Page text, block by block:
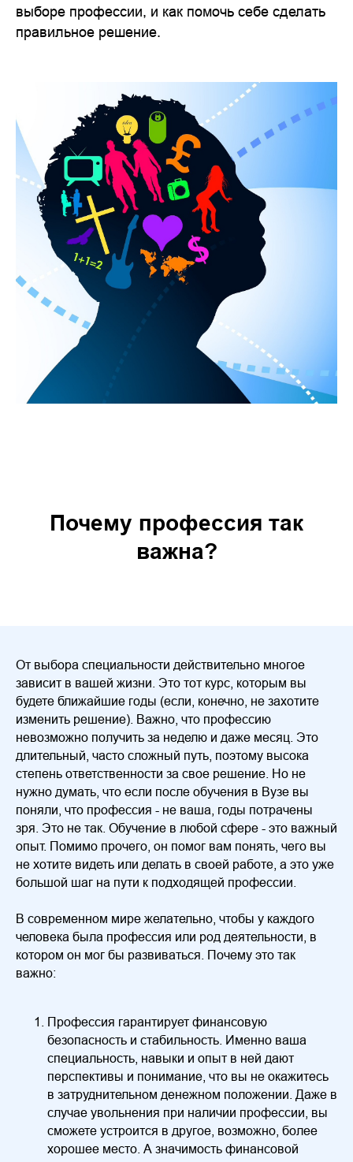
выборе профессии, и как помочь себе сделать
правильное решение.
Почему профессия так
важна?
От выбора специальности действительно многое
зависит в вашей жизни. Это тот курс, которым вы
будете ближайшие годы (если, конечно, не захотите
изменить решение). Важно, что профессию
невозможно получить за неделю и даже месяц. Это
длительный, часто сложный путь, поэтому высока
степень ответственности за свое решение. Но не
нужно думать, что если после обучения в Вузе вы
поняли, что профессия - не ваша, годы потрачены
зря. Это не так. Обучение в любой сфере - это важный
опыт. Помимо прочего, он помог вам понять, чего вы
не хотите видеть или делать в своей работе, а это уже
большой шаг на пути к подходящей профессии.
В современном мире желательно, чтобы у каждого
человека была профессия или род деятельности, в
котором он мог бы развиваться. Почему это так
важно:
Профессия гарантирует финансовую
безопасность и стабильность. Именно ваша
специальность, навыки и опыт в ней дают
перспективы и понимание, что вы не окажитесь
в затруднительном денежном положении. Даже в
случае увольнения при наличии профессии, вы
сможете устроится в другое, возможно, более
хорошее место. А значимость финансовой